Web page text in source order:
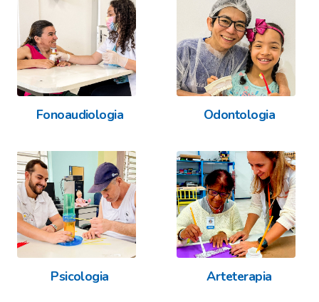
Fonoaudiologia Odontologia
Psicologia Arteterapia